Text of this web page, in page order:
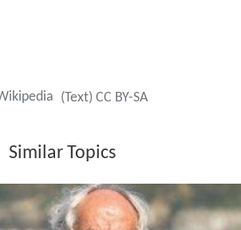
(Text) CC BY-SA
Similar Topics